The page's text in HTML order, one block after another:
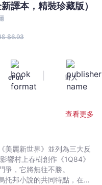
譯本，精裝珍藏版）
$6.93
ePub 野人
查看更多
美麗新世界》並列為三大反
響村上春樹創作《1Q84》